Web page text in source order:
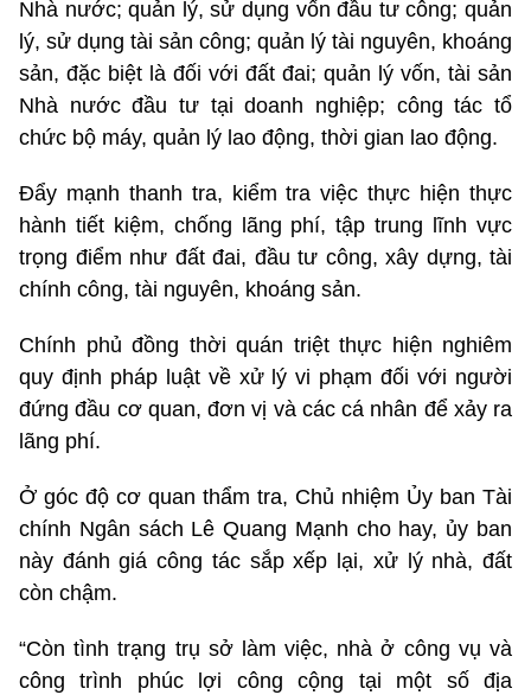
Nhà nước; quản lý, sử dụng vốn đầu tư công; quản
lý, sử dụng tài sản công; quản lý tài nguyên, khoáng
sản, đặc biệt là đối với đất đai; quản lý vốn, tài sản
Nhà nước đầu tư tại doanh nghiệp; công tác tổ
chức bộ máy, quản lý lao động, thời gian lao động.
Đẩy mạnh thanh tra, kiểm tra việc thực hiện thực
hành tiết kiệm, chống lãng phí, tập trung lĩnh vực
trọng điểm như đất đai, đầu tư công, xây dựng, tài
chính công, tài nguyên, khoáng sản.
Chính phủ đồng thời quán triệt thực hiện nghiêm
quy định pháp luật về xử lý vi phạm đối với người
đứng đầu cơ quan, đơn vị và các cá nhân để xảy ra
lãng phí.
Ở góc độ cơ quan thẩm tra, Chủ nhiệm Ủy ban Tài
chính Ngân sách Lê Quang Mạnh cho hay, ủy ban
này đánh giá công tác sắp xếp lại, xử lý nhà, đất
còn chậm.
“Còn tình trạng trụ sở làm việc, nhà ở công vụ và
công trình phúc lợi công cộng tại một số địa